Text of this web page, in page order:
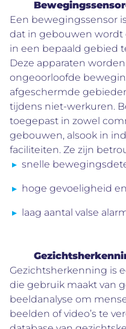
Een bewegingssensor
dat in gebouwen
in een bepaald gebied
Deze apparaten
ongeoorloofde
afgeschermde
tijdens niet-werkuren.
toegepast in zowel
gebouwen, alsook in
faciliteiten. Ze zijn
snelle
hoge gevoeligheid
laag aantal valse
Gezichtsherkenning is
die gebruik maakt van
beeldanalyse om
beelden of video’s te